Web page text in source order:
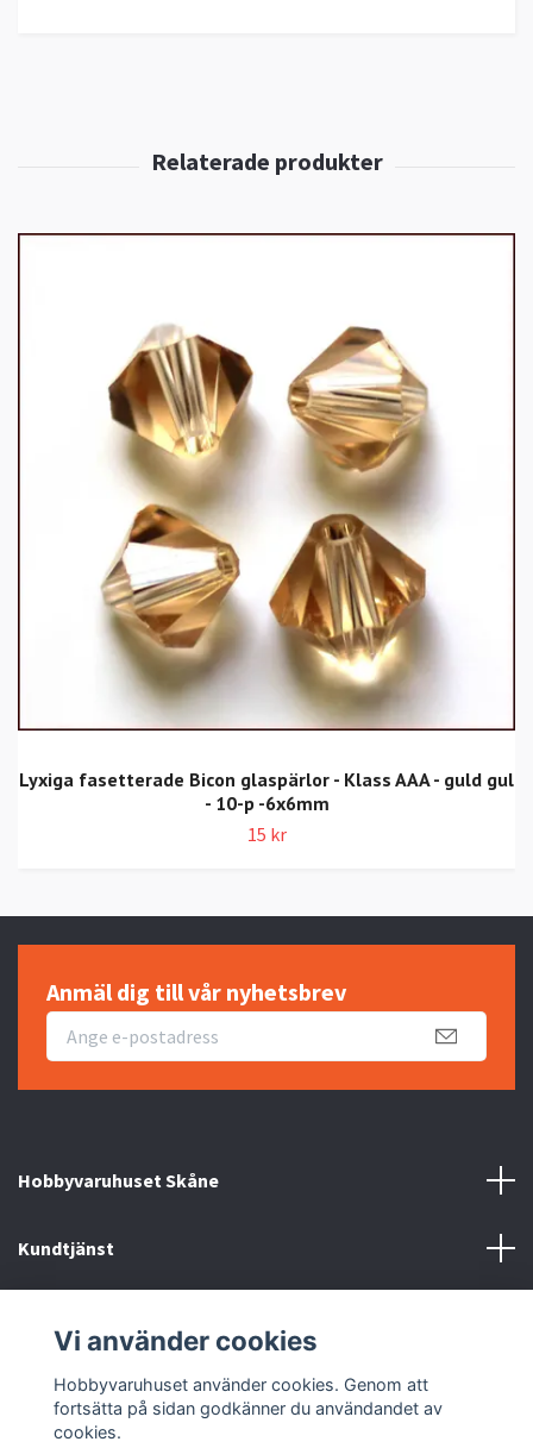
Lyxiga fasetterade Bicon glaspärlor - Klass AAA - guld gul
- 10-p -6x6mm
15 kr
Anmäl dig till vår nyhetsbrev
Hobbyvaruhuset Skåne
Kundtjänst
Sociala medier
Vi använder cookies
Hobbyvaruhuset använder cookies. Genom att
fortsätta på sidan godkänner du användandet av
cookies.